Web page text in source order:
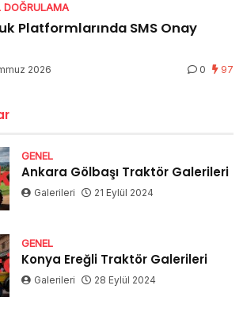
DOĞRULAMA
Platformlarında SMS Onay
2026 0 97
GENEL
Ankara Gölbaşı Traktör Galerileri
Galerileri 21 Eylül 2024
GENEL
Konya Ereğli Traktör Galerileri
Galerileri 28 Eylül 2024